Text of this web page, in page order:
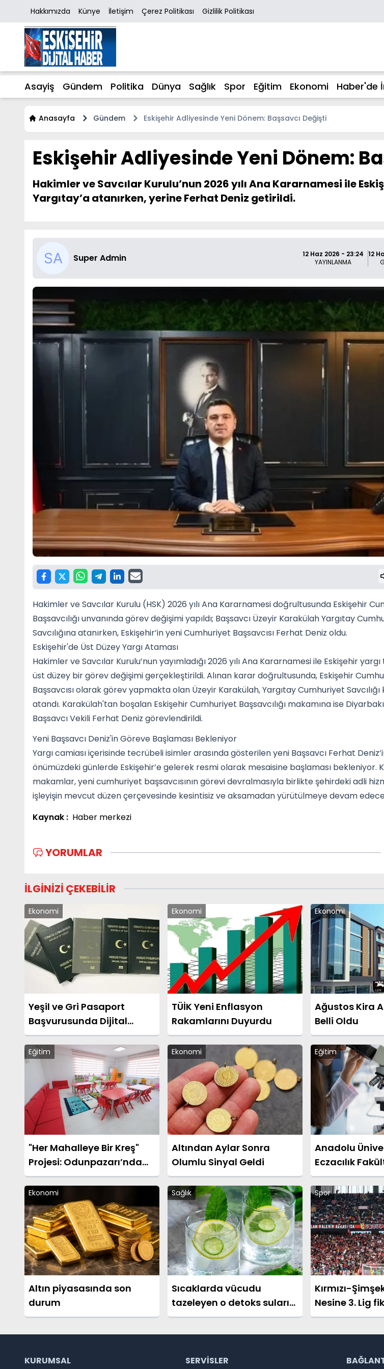
Hakkımızda Künye İletişim Çerez Politikası Gizlilik Politikası
Asayiş Gündem Politika Dünya Sağlık Spor Eğitim Ekonomi Haber'de
Anasayfa Gündem Eskişehir Adliyesinde Yeni Dönem: Başsavcı Değişti
Eskişehir Adliyesinde Yeni Dönem:
Hakimler ve Savcılar Kurulu’nun 2026 yılı Ana Kararnamesi ile
Yargıtay’a atanırken, yerine Ferhat Deniz getirildi.
Super Admin
12 Haz 2026 - 23:24
YAYINLANMA
12
Hakimler ve Savcılar Kurulu (HSK) 2026 yılı Ana Kararnamesi doğrultusunda Eskişehir
Başsavcılığı unvanında görev değişimi yapıldı; Başsavcı Üzeyir Karakülah Yargıtay
Savcılığına atanırken, Eskişehir’in yeni Cumhuriyet Başsavcısı Ferhat Deniz oldu.
Eskişehir'de Üst Düzey Yargı Ataması
Hakimler ve Savcılar Kurulu’nun yayımladığı 2026 yılı Ana Kararnamesi ile Eskişehir
üst düzey bir görev değişimi gerçekleştirildi. Alınan karar doğrultusunda, Eskişehir
Başsavcısı olarak görev yapmakta olan Üzeyir Karakülah, Yargıtay Cumhuriyet
atandı. Karakülah'tan boşalan Eskişehir Cumhuriyet Başsavcılığı makamına ise
Başsavcı Vekili Ferhat Deniz görevlendirildi.
Yeni Başsavcı Deniz'in Göreve Başlaması Bekleniyor
Yargı camiası içerisinde tecrübeli isimler arasında gösterilen yeni Başsavcı Ferhat
önümüzdeki günlerde Eskişehir’e gelerek resmi olarak mesaisine başlaması bekleniyor.
makamlar, yeni cumhuriyet başsavcısının görevi devralmasıyla birlikte şehirdeki adli
işleyişin mevcut düzen çerçevesinde kesintisiz ve aksamadan yürütülmeye devam
Kaynak : Haber merkezi
YORUMLAR
İLGİNİZİ ÇEKEBİLİR
Ekonomi
Yeşil ve Gri Pasaport
Başvurusunda Dijital
Dönüşüm Başlatıldı
Ekonomi
TÜİK Yeni Enflasyon
Rakamlarını Duyurdu
Ekonomi
Ağustos Kira
Belli Oldu
Eğitim
"Her Mahalleye Bir Kreş"
Projesi: Odunpazarı’nda
Kreş Kayıtları Başladı
Ekonomi
Altından Aylar Sonra
Olumlu Sinyal Geldi
Eğitim
Anadolu
Eczacılık
Eğitimini
Ekonomi
Altın piyasasında son
durum
Sağlık
Sıcaklarda vücudu
tazeleyen o detoks suları
nasıl yapılır?
Spor
Kırmızı-
Nesine 3. Lig
KURUMSAL SERVISLER